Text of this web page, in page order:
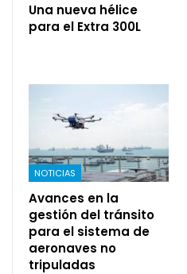
Una nueva hélice
para el Extra 300L
NOTICIAS
Avances en la
gestión del tránsito
para el sistema de
aeronaves no
tripuladas